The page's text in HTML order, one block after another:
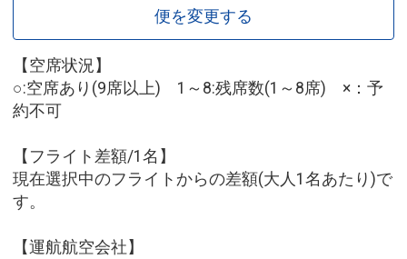
便を変更する
【空席状況】
○:空席あり(9席以上) 1～8:残席数(1～8席) ×：予
約不可
【フライト差額/1名】
現在選択中のフライトからの差額(大人1名あたり)で
す。
【運航航空会社】